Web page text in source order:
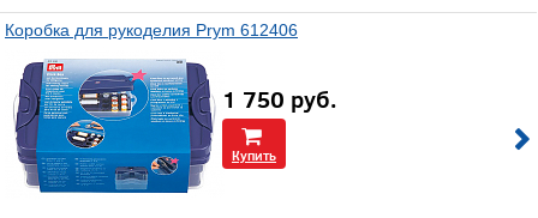
Коробка для рукоделия Prym 612406
1 750 руб.
Купить